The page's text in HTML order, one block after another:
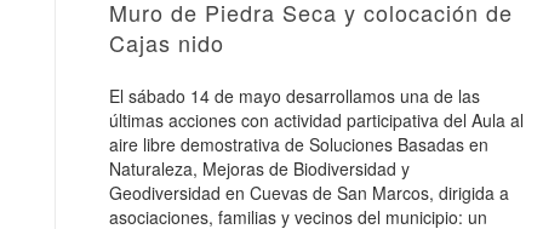
Muro de Piedra Seca y colocación de
Cajas nido
El sábado 14 de mayo desarrollamos una de las
últimas acciones con actividad participativa del Aula al
aire libre demostrativa de Soluciones Basadas en
Naturaleza, Mejoras de Biodiversidad y
Geodiversidad en Cuevas de San Marcos, dirigida a
asociaciones, familias y vecinos del municipio: un